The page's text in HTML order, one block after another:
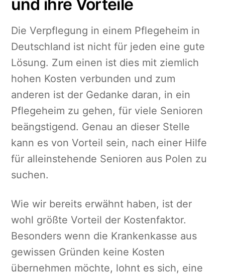
und ihre Vorteile
Die Verpflegung in einem Pflegeheim in
Deutschland ist nicht für jeden eine gute
Lösung. Zum einen ist dies mit ziemlich
hohen Kosten verbunden und zum
anderen ist der Gedanke daran, in ein
Pflegeheim zu gehen, für viele Senioren
beängstigend. Genau an dieser Stelle
kann es von Vorteil sein, nach einer Hilfe
für alleinstehende Senioren aus Polen zu
suchen.
Wie wir bereits erwähnt haben, ist der
wohl größte Vorteil der Kostenfaktor.
Besonders wenn die Krankenkasse aus
gewissen Gründen keine Kosten
übernehmen möchte, lohnt es sich, eine